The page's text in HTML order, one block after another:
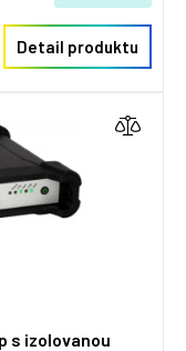
Detail produktu
s izolovanou